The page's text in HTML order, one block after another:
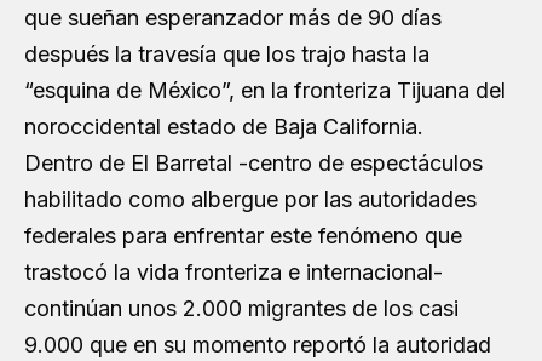
que sueñan esperanzador más de 90 días
después la travesía que los trajo hasta la
“esquina de México”, en la fronteriza Tijuana del
noroccidental estado de Baja California.
Dentro de El Barretal -centro de espectáculos
habilitado como albergue por las autoridades
federales para enfrentar este fenómeno que
trastocó la vida fronteriza e internacional-
continúan unos 2.000 migrantes de los casi
9.000 que en su momento reportó la autoridad